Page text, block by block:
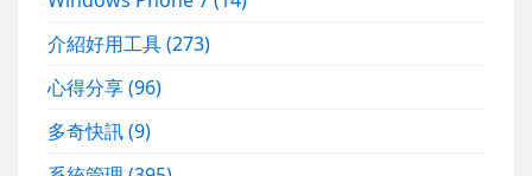
介紹好用工具(273)
心得分享(96)
多奇快訊(9)